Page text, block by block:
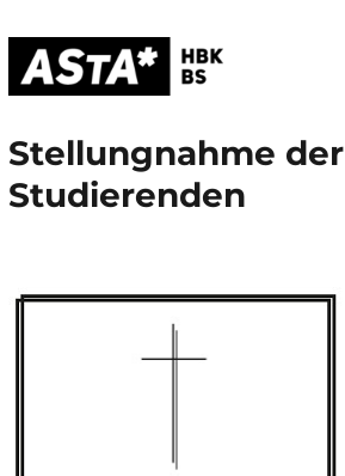
Stellungnahme der
Studierenden